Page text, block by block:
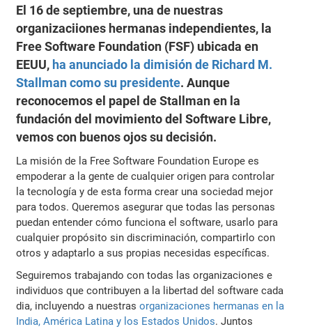
El 16 de septiembre, una de nuestras
organizaciiones hermanas independientes, la
Free Software Foundation (FSF) ubicada en
EEUU, ha anunciado la dimisión de Richard M.
Stallman como su presidente. Aunque
reconocemos el papel de Stallman en la
fundación del movimiento del Software Libre,
vemos con buenos ojos su decisión.
La misión de la Free Software Foundation Europe es
empoderar a la gente de cualquier origen para controlar
la tecnología y de esta forma crear una sociedad mejor
para todos. Queremos asegurar que todas las personas
puedan entender cómo funciona el software, usarlo para
cualquier propósito sin discriminación, compartirlo con
otros y adaptarlo a sus propias necesidas específicas.
Seguiremos trabajando con todas las organizaciones e
individuos que contribuyen a la libertad del software cada
dia, incluyendo a nuestrasorganizaciones hermanas en la
India, América Latina y los Estados Unidos. Juntos